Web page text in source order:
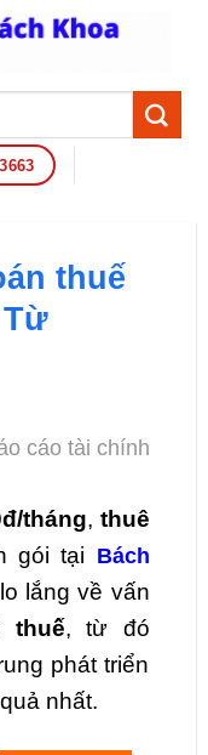
thuế
cáo tài chính
tháng, thuê
gói tại Bách
lắng về vấn
thuế, từ đó
phát triển
nhất.